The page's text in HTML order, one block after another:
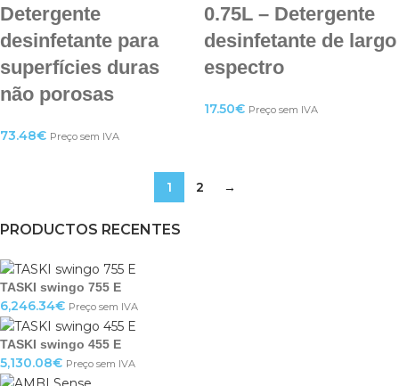
PRODUCTOS RECENTES
TASKI swingo 755 E
6,246.34€ Preço sem IVA
TASKI swingo 455 E
5,130.08€ Preço sem IVA
Detergente
desinfetante para
superfícies duras
não porosas
73.48€ Preço sem IVA
0.75L – Detergente
desinfetante de largo
espectro
17.50€ Preço sem IVA
1 2 →